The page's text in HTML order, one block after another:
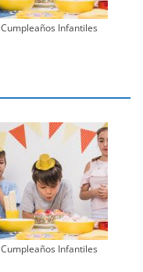
Cumpleaños Infantiles
Cumpleaños Infantiles